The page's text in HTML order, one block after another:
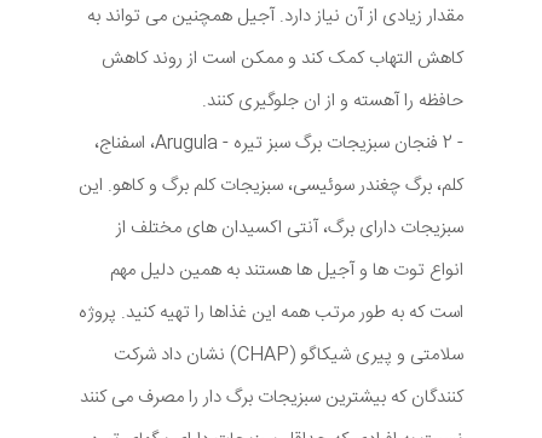
مقدار زیادی از آن نیاز دارد. آجیل همچنین می تواند به
کاهش التهاب کمک کند و ممکن است از روند کاهش
حافظه را آهسته و از ان جلوگیری کنند.
- 2 فنجان سبزیجات برگ سبز تیره - Arugula، اسفناج،
کلم، برگ چغندر سوئیسی، سبزیجات کلم برگ و کاهو. این
سبزیجات دارای برگ، آنتی اکسیدان های مختلف از
انواع توت ها و آجیل ها هستند به همین دلیل مهم
است که به طور مرتب همه این غذاها را تهیه کنید. پروژه
سلامتی و پیری شیکاگو (CHAP) نشان داد شرکت
کنندگان که بیشترین سبزیجات برگ دار را مصرف می کنند